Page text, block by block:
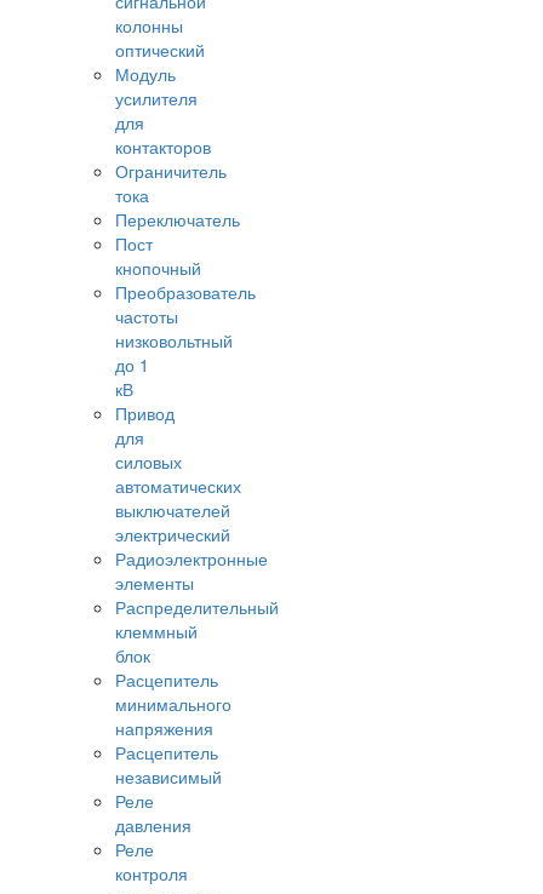
колонны
оптический
Модуль
усилителя
для
контакторов
Ограничитель
тока
Переключатель
Пост
кнопочный
Преобразователь
частоты
низковольтный
до 1
кВ
Привод
для
силовых
автоматических
выключателей
электрический
Радиоэлектронные
элементы
Распределительный
клеммный
блок
Расцепитель
минимального
напряжения
Расцепитель
независимый
Реле
давления
Реле
контроля